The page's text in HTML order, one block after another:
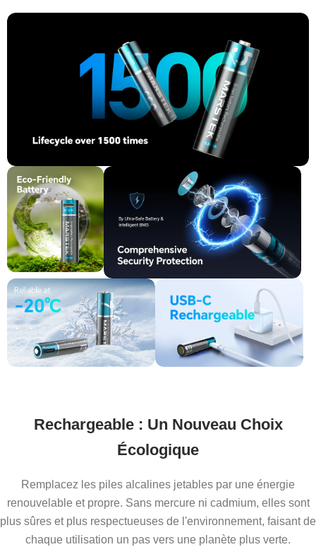
Rechargeable : Un Nouveau Choix
Écologique
Remplacez les piles alcalines jetables par une énergie
renouvelable et propre. Sans mercure ni cadmium, elles sont
plus sûres et plus respectueuses de l'environnement, faisant de
chaque utilisation un pas vers une planète plus verte.